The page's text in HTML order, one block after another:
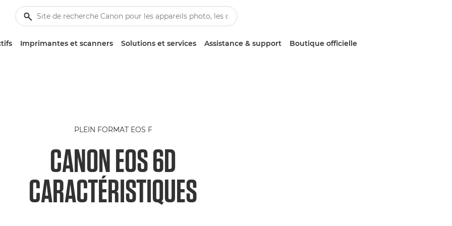
Imprimantes et scanners Solutions et services Assistance & support Boutique officielle
PLEIN FORMAT EOS F
CANON EOS 6D
CARACTÉRISTIQUES